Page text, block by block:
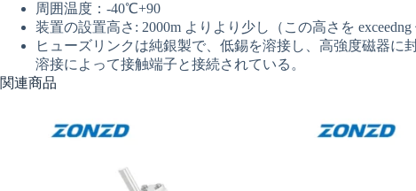
周囲温度：-40℃+90
装置の設置高さ: 2000m よりより少し（この高さを
ヒューズリンクは純銀製で、低錫を溶接し、高強度磁器
溶接によって接触端子と接続されている。
関連商品